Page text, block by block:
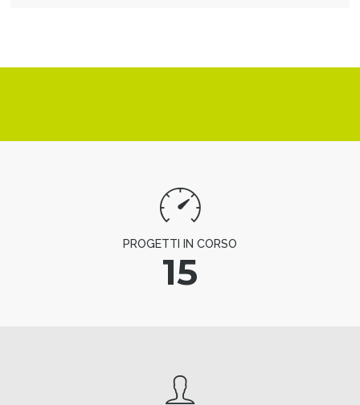
PROGETTI IN CORSO
15